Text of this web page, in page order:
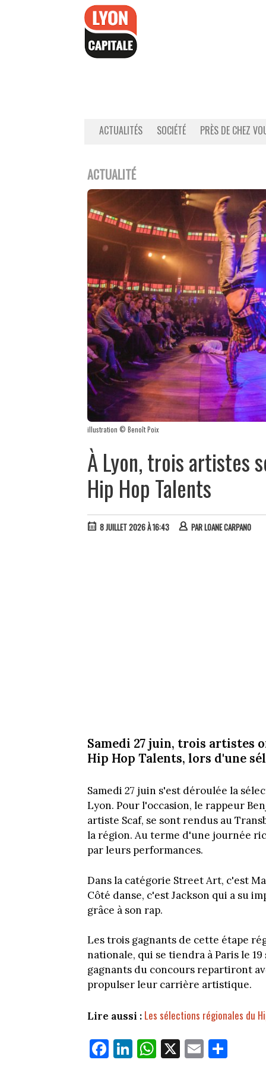
ACTUALITÉS SOCIÉTÉ PRÈS DE CHEZ
ACTUALITÉ
illustration © Benoît Poix
À Lyon, trois artistes
Hip Hop Talents
8 JUILLET 2026 À 16:43 PARLOANE CARPANO
Samedi 27 juin, trois artistes
Hip Hop Talents, lors d'une
Samedi 27 juin s'est déroulée la
Lyon. Pour l'occasion, le rappeur
artiste Scaf, se sont rendus au
la région. Au terme d'une journée
par leurs performances.
Dans la catégorie Street Art, c'est
Côté danse, c'est Jackson qui a su
grâce à son rap.
Les trois gagnants de cette étape
nationale, qui se tiendra à Paris le
gagnants du concours repartiront
propulser leur carrière artistique.
Lire aussi : Les sélections régionales du
Fa Li W X E